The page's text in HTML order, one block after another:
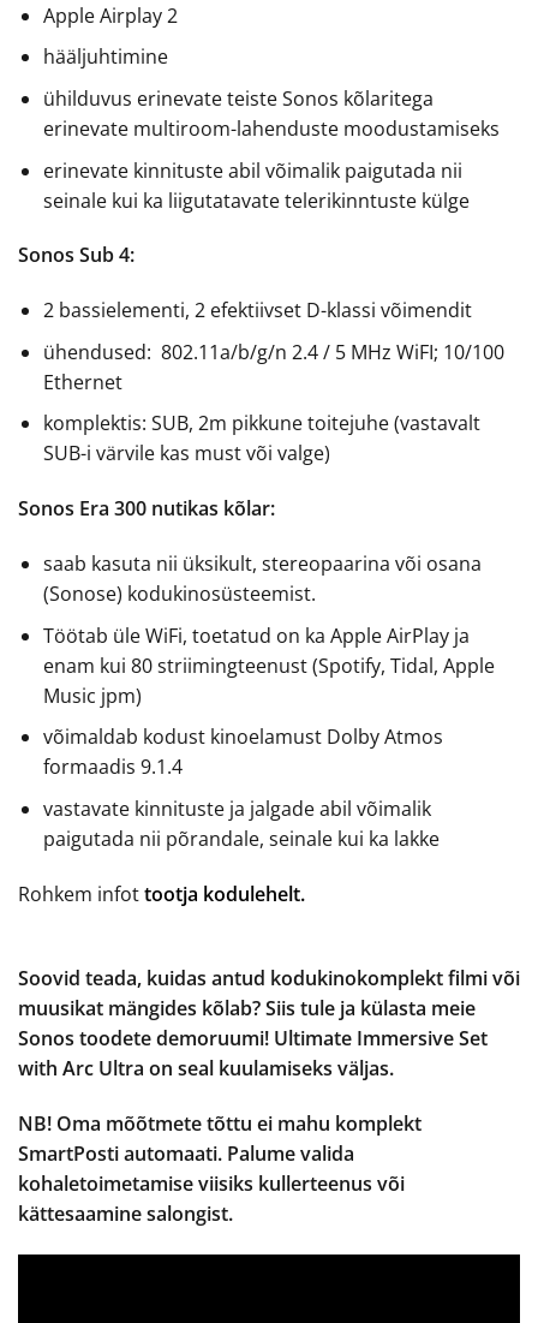
Apple Airplay 2
hääljuhtimine
ühilduvus erinevate teiste Sonos kõlaritega
erinevate multiroom-lahenduste moodustamiseks
erinevate kinnituste abil võimalik paigutada nii
seinale kui ka liigutatavate telerikinntuste külge
Sonos Sub 4:
2 bassielementi, 2 efektiivset D-klassi võimendit
ühendused: 802.11a/b/g/n 2.4 / 5 MHz WiFI; 10/100
Ethernet
komplektis: SUB, 2m pikkune toitejuhe (vastavalt
SUB-i värvile kas must või valge)
Sonos Era 300 nutikas kõlar:
saab kasuta nii üksikult, stereopaarina või osana
(Sonose) kodukinosüsteemist.
Töötab üle WiFi, toetatud on ka Apple AirPlay ja
enam kui 80 striimingteenust (Spotify, Tidal, Apple
Music jpm)
võimaldab kodust kinoelamust Dolby Atmos
formaadis 9.1.4
vastavate kinnituste ja jalgade abil võimalik
paigutada nii põrandale, seinale kui ka lakke
Rohkem infottootja kodulehelt.
Soovid teada, kuidas antud kodukinokomplekt filmi või
muusikat mängides kõlab? Siis tule ja külasta meie
Sonos toodete demoruumi! Ultimate Immersive Set
with Arc Ultra on seal kuulamiseks väljas.
NB! Oma mõõtmete tõttu ei mahu komplekt
SmartPosti automaati. Palume valida
kohaletoimetamise viisiks kullerteenus või
kättesaamine salongist.